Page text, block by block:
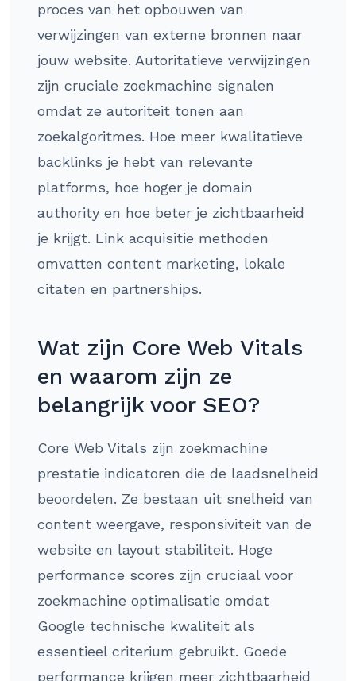
proces van het opbouwen van
verwijzingen van externe bronnen naar
jouw website. Autoritatieve verwijzingen
zijn cruciale zoekmachine signalen
omdat ze autoriteit tonen aan
zoekalgoritmes. Hoe meer kwalitatieve
backlinks je hebt van relevante
platforms, hoe hoger je domain
authority en hoe beter je zichtbaarheid
je krijgt. Link acquisitie methoden
omvatten content marketing, lokale
citaten en partnerships.
Wat zijn Core Web Vitals
en waarom zijn ze
belangrijk voor SEO?
Core Web Vitals zijn zoekmachine
prestatie indicatoren die de laadsnelheid
beoordelen. Ze bestaan uit snelheid van
content weergave, responsiviteit van de
website en layout stabiliteit. Hoge
performance scores zijn cruciaal voor
zoekmachine optimalisatie omdat
Google technische kwaliteit als
essentieel criterium gebruikt. Goede
performance krijgen meer zichtbaarheid